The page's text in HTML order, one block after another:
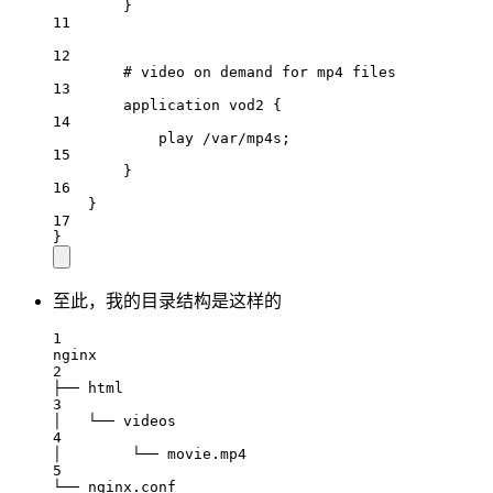
}
11
12
# video on demand for mp4 files
13
application vod2 {
14
play /var/mp4s;
15
}
16
}
17
}
至此，我的目录结构是这样的
1
nginx
2
├── html
3
│   └── videos
4
│        └── movie.mp4
5
└── nginx.conf